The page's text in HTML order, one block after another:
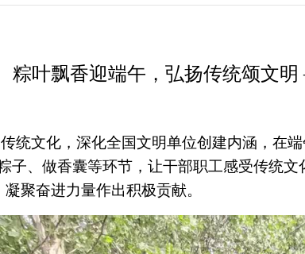
粽叶飘香迎端午，弘扬传统颂文
统文化，深化全国文明单位创建内涵，在
子、做香囊等环节，让干部职工感受传统
聚奋进力量作出积极贡献。